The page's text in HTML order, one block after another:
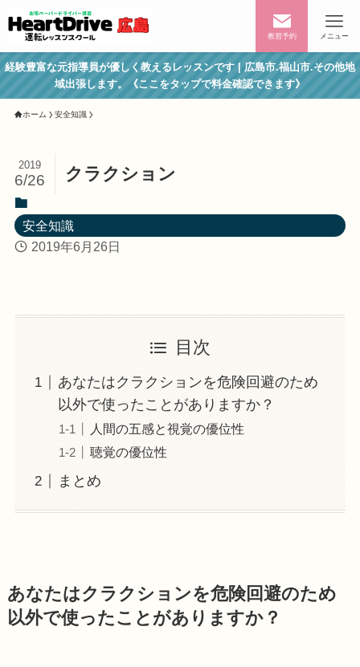
教習予約 メニュー
経験豊富な元指導員が優しく教えるレッスンです | 広島市.福山市.その他地
域出張します。《ここをタップで料金確認できます》
ホーム 安全知識
クラクション
2019
6/26
安全知識
2019年6月26日
目次
あなたはクラクションを危険回避のため
以外で使ったことがありますか？
人間の五感と視覚の優位性
聴覚の優位性
まとめ
あなたはクラクションを危険回避のため
以外で使ったことがありますか？